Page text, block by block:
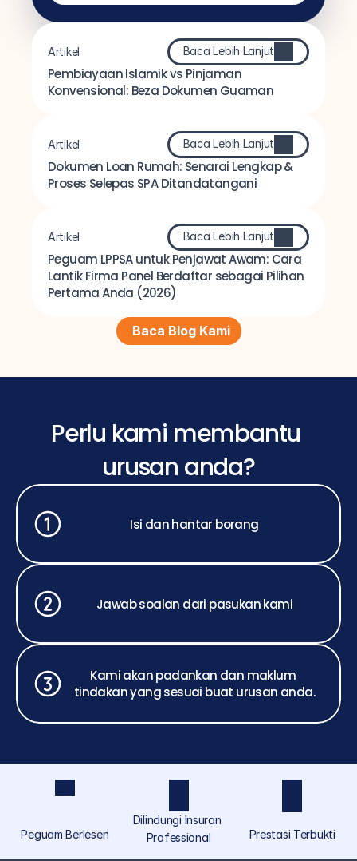
Artikel Baca Lebih Lanjut
Pembiayaan Islamik vs Pinjaman
Konvensional: Beza Dokumen Guaman
Artikel Baca Lebih Lanjut
Dokumen Loan Rumah: Senarai Lengkap &
Proses Selepas SPA Ditandatangani
Artikel Baca Lebih Lanjut
Peguam LPPSA untuk Penjawat Awam: Cara
Lantik Firma Panel Berdaftar sebagai Pilihan
Pertama Anda (2026)
Baca Blog Kami
Perlu kami membantu
urusan anda?
Isi dan hantar borang
Jawab soalan dari pasukan kami
Kami akan padankan dan maklum
tindakan yang sesuai buat urusan anda.
Peguam Berlesen
Dilindungi Insuran
Professional
Prestasi Terbukti